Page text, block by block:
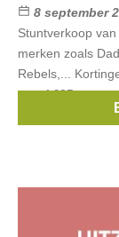
8 september
Stuntverkoop
merken zoals
Rebels,...
vanaf €25.